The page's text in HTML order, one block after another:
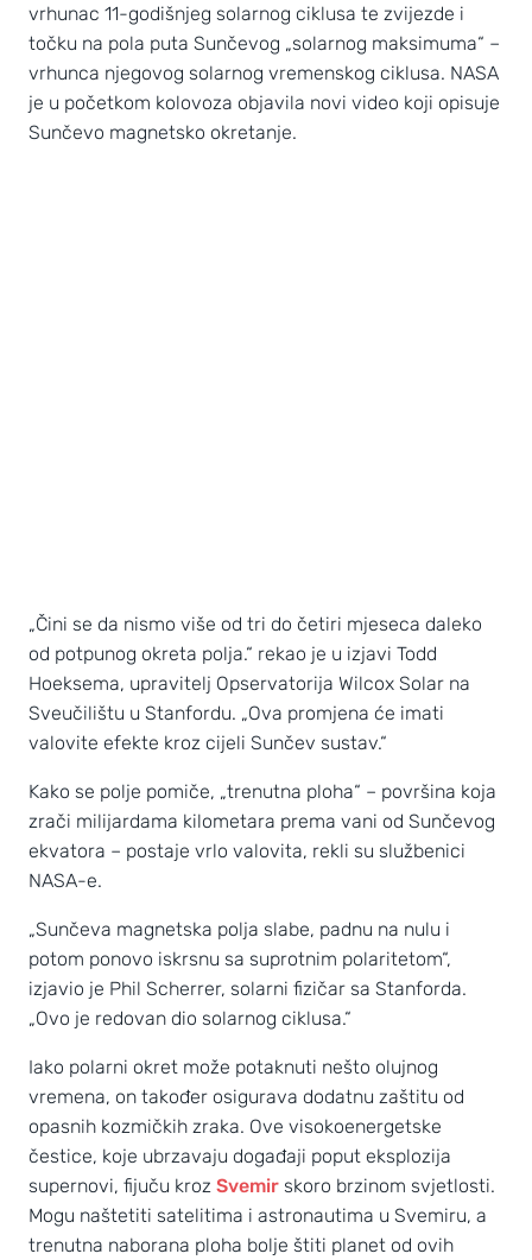
vrhunac 11-godišnjeg solarnog ciklusa te zvijezde i
točku na pola puta Sunčevog „solarnog maksimuma“ –
vrhunca njegovog solarnog vremenskog ciklusa. NASA
je u početkom kolovoza objavila novi video koji opisuje
Sunčevo magnetsko okretanje.
„Čini se da nismo više od tri do četiri mjeseca daleko
od potpunog okreta polja.“ rekao je u izjavi Todd
Hoeksema, upravitelj Opservatorija Wilcox Solar na
Sveučilištu u Stanfordu. „Ova promjena će imati
valovite efekte kroz cijeli Sunčev sustav.“
Kako se polje pomiče, „trenutna ploha“ – površina koja
zrači milijardama kilometara prema vani od Sunčevog
ekvatora – postaje vrlo valovita, rekli su službenici
NASA-e.
„Sunčeva magnetska polja slabe, padnu na nulu i
potom ponovo iskrsnu sa suprotnim polaritetom“,
izjavio je Phil Scherrer, solarni fizičar sa Stanforda.
„Ovo je redovan dio solarnog ciklusa.“
Iako polarni okret može potaknuti nešto olujnog
vremena, on također osigurava dodatnu zaštitu od
opasnih kozmičkih zraka. Ove visokoenergetske
čestice, koje ubrzavaju događaji poput eksplozija
supernovi, fijuču kroz Svemir skoro brzinom svjetlosti.
Mogu naštetiti satelitima i astronautima u Svemiru, a
trenutna naborana ploha bolje štiti planet od ovih